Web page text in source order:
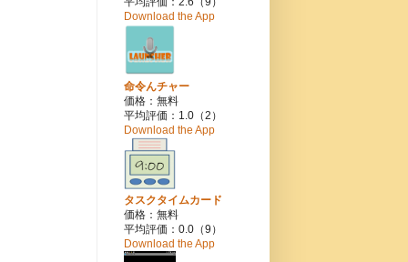
Download the App
命令んチャー
価格：無料
平均評価：1.0（2）
Download the App
タスクタイムカード
価格：無料
平均評価：0.0（9）
Download the App